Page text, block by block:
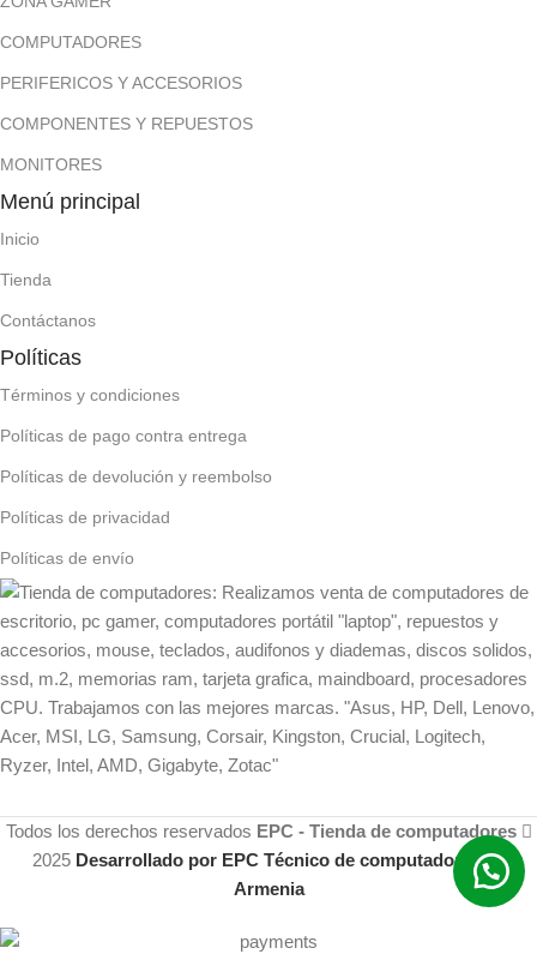
COMPUTADORES
PERIFERICOS Y ACCESORIOS
COMPONENTES Y REPUESTOS
MONITORES
Menú principal
Inicio
Tienda
Contáctanos
Políticas
Términos y condiciones
Políticas de pago contra entrega
Políticas de devolución y reembolso
Políticas de privacidad
Políticas de envío
Todos los derechos reservados EPC - Tienda de computadores
2025 Desarrollado por EPC Técnico de computadores en
Armenia